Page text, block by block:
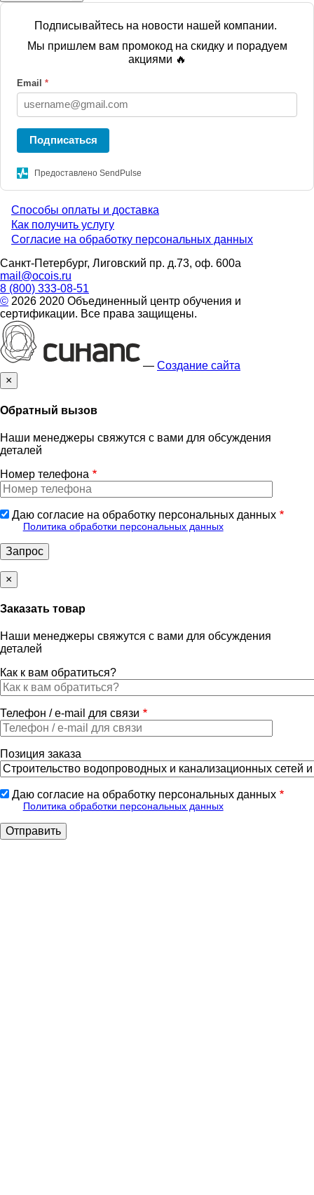
Подписывайтесь на новости нашей компании.
Мы пришлем вам промокод на скидку и порадуем
акциями 🔥
Email *
Подписаться
Предоставлено SendPulse
Menu
footer
Способы оплаты и доставка
Как получить услугу
Согласие на обработку персональных данных
Санкт-Петербург, Лиговский пр. д.73, оф. 600а
mail@ocois.ru
8 (800) 333-08-51
© 2026 2020 Объединенный центр обучения и
сертификации. Все права защищены.
— Создание сайта
×
Обратный вызов
Наши менеджеры свяжутся с вами для обсуждения
деталей
Номер телефона
Даю согласие на обработку персональных данных
Политика обработки персональных данных
×
Заказать товар
Наши менеджеры свяжутся с вами для обсуждения
деталей
Как к вам обратиться?
Телефон / e-mail для связи
Позиция заказа
Даю согласие на обработку персональных данных
Политика обработки персональных данных